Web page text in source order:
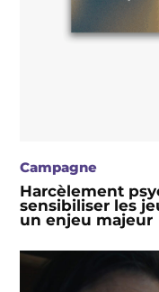
Harcèlement
sensibiliser les
un enjeu majeur
Campagne